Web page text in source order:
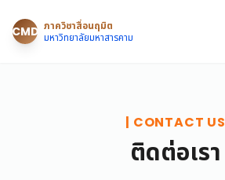
CMD ภาควิชาสื่อนฤมิต
มหาวิทยาลัยมหาสารคาม
| CONTACT US
ติดต่อเรา